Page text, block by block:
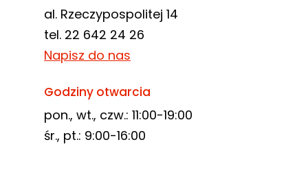
al. Rzeczypospolitej 14
tel. 22 642 24 26
Napisz do nas
Godziny otwarcia
pon., wt., czw.: 11:00-19:00
śr., pt.: 9:00-16:00